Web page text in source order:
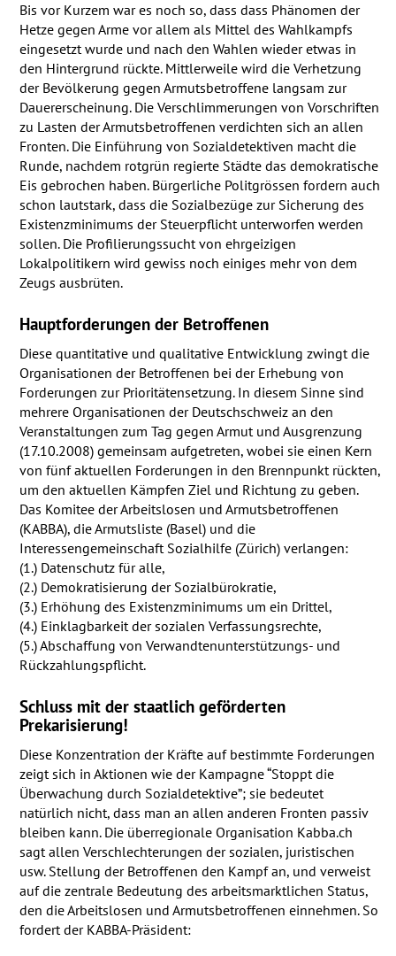
Bis vor Kurzem war es noch so, dass dass Phänomen der
Hetze gegen Arme vor allem als Mittel des Wahlkampfs
eingesetzt wurde und nach den Wahlen wieder etwas in
den Hintergrund rückte. Mittlerweile wird die Verhetzung
der Bevölkerung gegen Armutsbetroffene langsam zur
Dauererscheinung. Die Verschlimmerungen von Vorschriften
zu Lasten der Armutsbetroffenen verdichten sich an allen
Fronten. Die Einführung von Sozialdetektiven macht die
Runde, nachdem rotgrün regierte Städte das demokratische
Eis gebrochen haben. Bürgerliche Politgrössen fordern auch
schon lautstark, dass die Sozialbezüge zur Sicherung des
Existenzminimums der Steuerpflicht unterworfen werden
sollen. Die Profilierungssucht von ehrgeizigen
Lokalpolitikern wird gewiss noch einiges mehr von dem
Zeugs ausbrüten.
Hauptforderungen der Betroffenen
Diese quantitative und qualitative Entwicklung zwingt die
Organisationen der Betroffenen bei der Erhebung von
Forderungen zur Prioritätensetzung. In diesem Sinne sind
mehrere Organisationen der Deutschschweiz an den
Veranstaltungen zum Tag gegen Armut und Ausgrenzung
(17.10.2008) gemeinsam aufgetreten, wobei sie einen Kern
von fünf aktuellen Forderungen in den Brennpunkt rückten,
um den aktuellen Kämpfen Ziel und Richtung zu geben.
Das Komitee der Arbeitslosen und Armutsbetroffenen
(KABBA), die Armutsliste (Basel) und die
Interessengemeinschaft Sozialhilfe (Zürich) verlangen:
(1.) Datenschutz für alle,
(2.) Demokratisierung der Sozialbürokratie,
(3.) Erhöhung des Existenzminimums um ein Drittel,
(4.) Einklagbarkeit der sozialen Verfassungsrechte,
(5.) Abschaffung von Verwandtenunterstützungs- und
Rückzahlungspflicht.
Schluss mit der staatlich geförderten
Prekarisierung!
Diese Konzentration der Kräfte auf bestimmte Forderungen
zeigt sich in Aktionen wie der Kampagne “Stoppt die
Überwachung durch Sozialdetektive”; sie bedeutet
natürlich nicht, dass man an allen anderen Fronten passiv
bleiben kann. Die überregionale Organisation Kabba.ch
sagt allen Verschlechterungen der sozialen, juristischen
usw. Stellung der Betroffenen den Kampf an, und verweist
auf die zentrale Bedeutung des arbeitsmarktlichen Status,
den die Arbeitslosen und Armutsbetroffenen einnehmen. So
fordert der KABBA-Präsident: